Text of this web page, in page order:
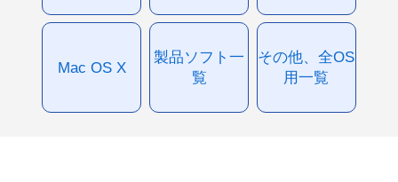
Mac OS X
製品ソフト一
覧
その他、全OS
用一覧